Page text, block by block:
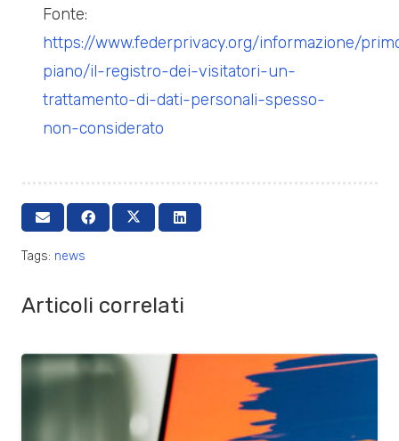
Fonte:
https://www.federprivacy.org/informazione/
piano/il-registro-dei-visitatori-un-
trattamento-di-dati-personali-spesso-
non-considerato
Tags: news
Articoli correlati